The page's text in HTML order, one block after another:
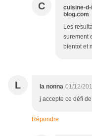
C
cuisine-
blog.com
Les
surement
bientot et
L la nonna 01/12/
j accepte ce défi
Répondre